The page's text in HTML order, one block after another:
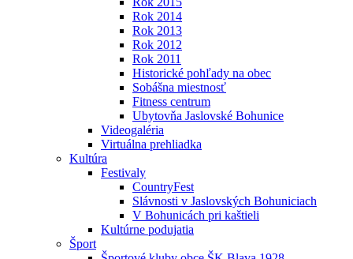
Rok 2014
Rok 2013
Rok 2012
Rok 2011
Historické pohľady na obec
Sobášna miestnosť
Fitness centrum
Ubytovňa Jaslovské Bohunice
Videogaléria
Virtuálna prehliadka
Kultúra
Festivaly
CountryFest
Slávnosti v Jaslovských Bohuniciach
V Bohunicách pri kaštieli
Kultúrne podujatia
Šport